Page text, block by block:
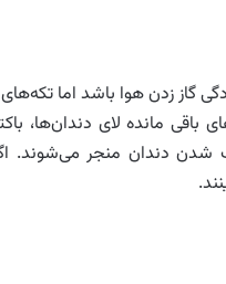
گاز زدن هوا باشد اما
باقی مانده لای دندان‌ها،
شدن دندان منجر می‌شوند.